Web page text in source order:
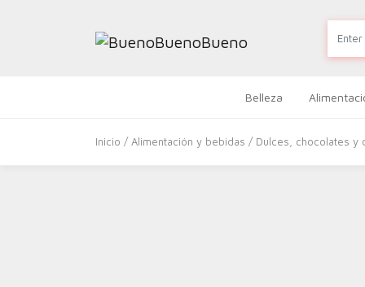
Belleza
Inicio / Alimentación y bebidas / Dulces, chocolates y